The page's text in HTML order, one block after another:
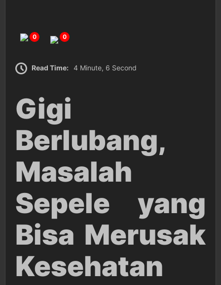
0 0
Read Time: 4 Minute, 6 Second
Gigi
Berlubang,
Masalah
Sepele yang
Bisa Merusak
Kesehatan